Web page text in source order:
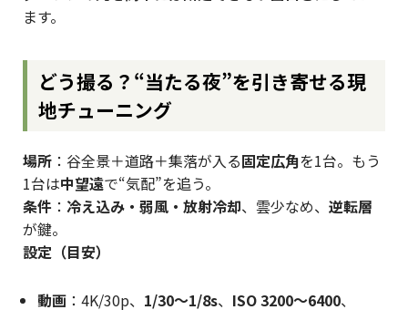
ます。
どう撮る？――“当たる夜”を引き寄せる現
地チューニング
場所 ：谷全景＋道路＋集落が入る固定広角を1台。もう
1台は中望遠で“気配”を追う。
条件 ： 冷え込み・弱風・放射冷却、雲少なめ、 逆転層
が鍵。
設定（目安）
動画 ：4K/30p、 1/30〜1/8s、 ISO 3200〜6400、